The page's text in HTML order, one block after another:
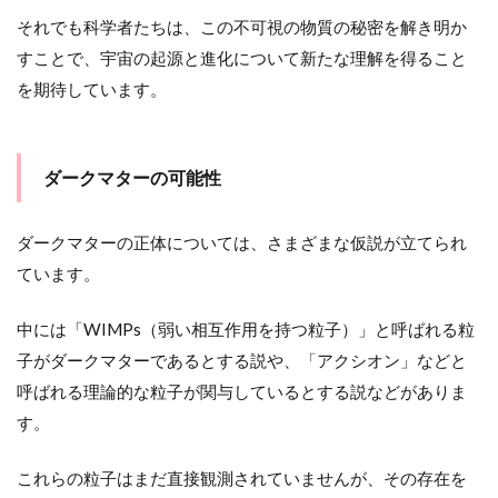
それでも科学者たちは、この不可視の物質の秘密を解き明か
すことで、宇宙の起源と進化について新たな理解を得ること
を期待しています。
ダークマターの可能性
ダークマターの正体については、さまざまな仮説が立てられ
ています。
中には「WIMPs（弱い相互作用を持つ粒子）」と呼ばれる粒
子がダークマターであるとする説や、「アクシオン」などと
呼ばれる理論的な粒子が関与しているとする説などがありま
す。
これらの粒子はまだ直接観測されていませんが、その存在を